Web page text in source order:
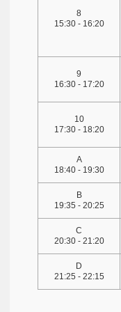
8
15:30 - 16:20
9
16:30 - 17:20
10
17:30 - 18:20
A
18:40 - 19:30
B
19:35 - 20:25
C
20:30 - 21:20
D
21:25 - 22:15